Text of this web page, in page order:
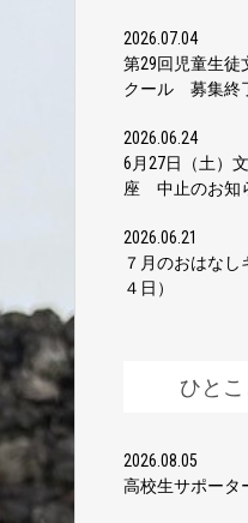
2026.07.04
第29回児童生徒
クール 募集終
2026.06.24
6月27日（土）
座 中止のお知
2026.06.21
７月のおはなし
４日）
ひと
2026.08.05
高校生サポー